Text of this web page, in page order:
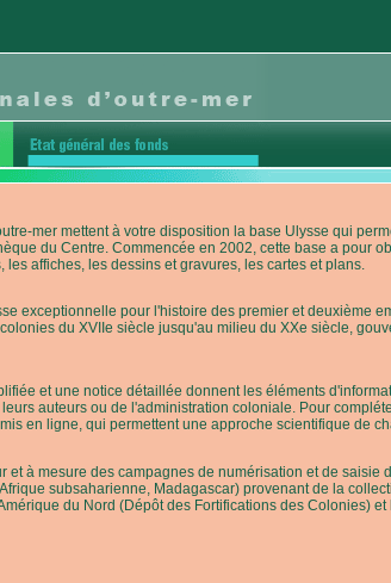
mer mettent à votre disposition la base Ulysse qui
du Centre. Commencée en 2002, cette base a pour
les affiches, les dessins et gravures, les cartes et plans.
exceptionnelle pour l'histoire des premier et deuxième
du XVIIe siècle jusqu'au milieu du XXe siècle,
et une notice détaillée donnent les éléments
auteurs ou de l'administration coloniale. Pour
en ligne, qui permettent une approche scientifique de
et à mesure des campagnes de numérisation et de
subsaharienne, Madagascar) provenant de la
du Nord (Dépôt des Fortifications des Colonies)